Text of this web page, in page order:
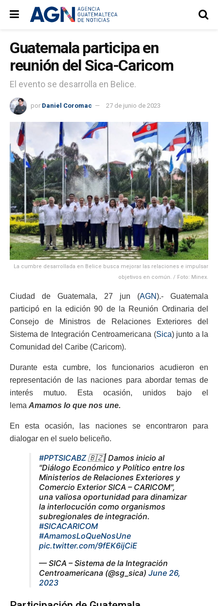
Guatemala participa en
reunión del Sica-Caricom
El evento se desarrolla en Belice.
por Daniel Coromac 27 de junio de 2023
La cumbre desarrollada en Belice busca mejorar las relaciones e impulsar
objetivos en común. / Foto: Minex.
Ciudad de Guatemala, 27 jun (AGN).- Guatemala
participó en la edición 90 de la Reunión Ordinaria del
Consejo de Ministros de Relaciones Exteriores del
Sistema de Integración Centroamericana (Sica) junto a la
Comunidad del Caribe (Caricom).
Durante esta cumbre, los funcionarios acudieron en
representación de las naciones para abordar temas de
interés mutuo. Esta ocasión, unidos bajo el
lema Amamos lo que nos une.
En esta ocasión, las naciones se encontraron para
dialogar en el suelo beliceño.
#PPTSICABZ🇧🇿| Damos inicio al
"Diálogo Económico y Político entre los
Ministerios de Relaciones Exteriores y
Comercio Exterior SICA – CARICOM",
una valiosa oportunidad para dinamizar
la interlocución como organismos
subregionales de integración.
#SICACARICOM
#AmamosLoQueNosUne
pic.twitter.com/9fEK6ijCiE
— SICA – Sistema de la Integración
Centroamericana (@sg_sica) June 26,
2023